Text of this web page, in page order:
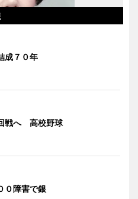
成７０年
戦へ 高校野球
０障害で銀